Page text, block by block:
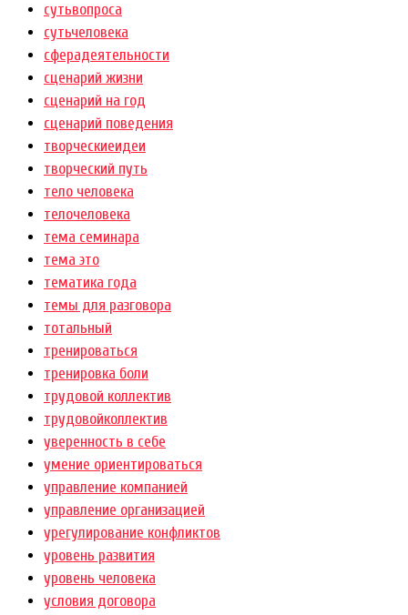
сутьвопроса
сутьчеловека
сферадеятельности
сценарий жизни
сценарий на год
сценарий поведения
творческиеидеи
творческий путь
тело человека
телочеловека
тема семинара
тема это
тематика года
темы для разговора
тотальный
тренироваться
тренировка боли
трудовой коллектив
трудовойколлектив
уверенность в себе
умение ориентироваться
управление компанией
управление организацией
урегулирование конфликтов
уровень развития
уровень человека
условия договора